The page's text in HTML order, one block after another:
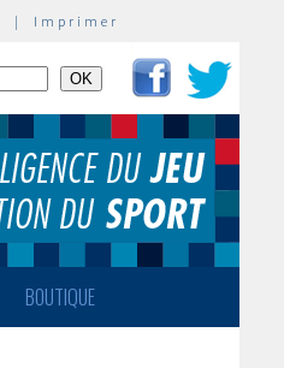
| Imprimer
BOUTIQUE